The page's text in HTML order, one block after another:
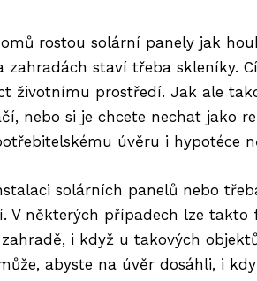
rostou solární panely jak
staví třeba skleníky.
životnímu prostředí. Jak ale
nebo si je chcete nechat jako
úvěru i hypotéce
solárních panelů nebo
V některých případech lze
i když u takových
abyste na úvěr dosáhli, i